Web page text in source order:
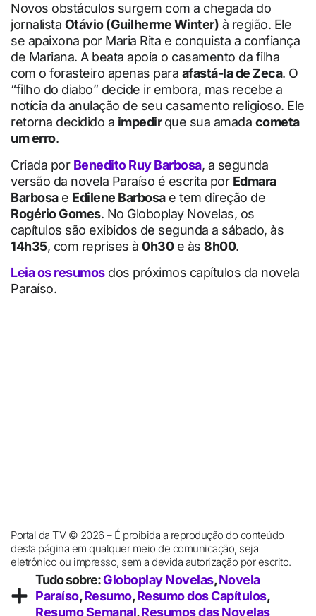
Novos obstáculos surgem com a chegada do
jornalista Otávio (Guilherme Winter) à região. Ele
se apaixona por Maria Rita e conquista a confiança
de Mariana. A beata apoia o casamento da filha
com o forasteiro apenas para afastá-la de Zeca. O
“filho do diabo” decide ir embora, mas recebe a
notícia da anulação de seu casamento religioso. Ele
retorna decidido a impedirque sua amada cometa
um erro.
Criada por Benedito Ruy Barbosa, a segunda
versão da novela Paraíso é escrita por Edmara
Barbosae Edilene Barbosae tem direção de
Rogério Gomes. No Globoplay Novelas, os
capítulos são exibidos de segunda a sábado, às
14h35, com reprises à 0h30e às 8h00.
Leia os resumosdos próximos capítulos da novela
Paraíso.
Portal da TV © 2026 – É proibida a reprodução do conteúdo
desta página em qualquer meio de comunicação, seja
eletrônico ou impresso, sem a devida autorização por escrito.
Tudo sobre:Globoplay Novelas,Novela
Paraíso,Resumo,Resumo dos Capítulos,
Resumo Semanal,Resumos das Novelas